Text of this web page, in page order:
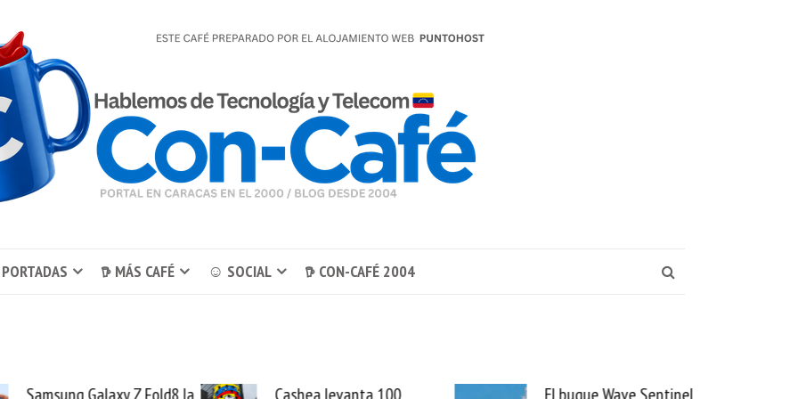
𖠚 MÁS CAFÉ ☺ SOCIAL 𖠚 CON-CAFÉ 2004